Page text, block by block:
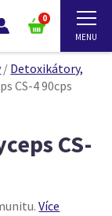
0
/ Detoxikátory,
CS-4 90cps
CS-
Více